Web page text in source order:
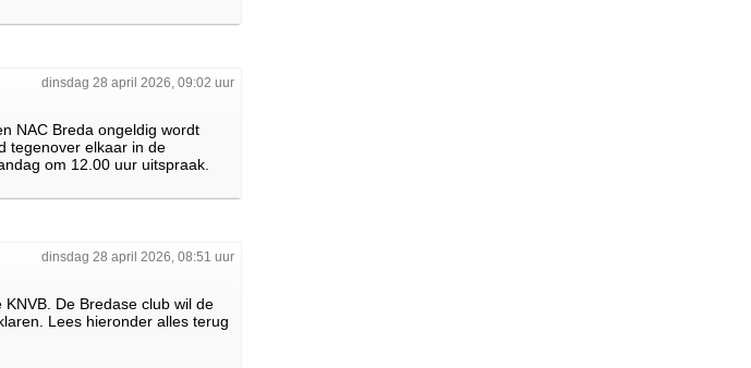
dinsdag 28 april 2026, 09:02 uur
NAC Breda ongeldig wordt
tegenover elkaar in de
om 12.00 uur uitspraak.
dinsdag 28 april 2026, 08:51 uur
De Bredase club wil de
Lees hieronder alles terug